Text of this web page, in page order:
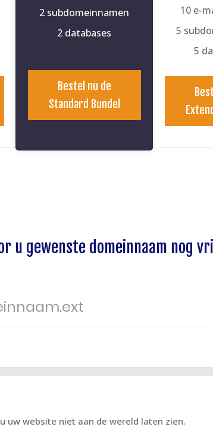
2 subdomeinnamen
2 databases
Bestel nu de
Standard Bundel
10 e-
5
5
u gewenste domeinnaam nog
uw website niet aan de wereld laten zien.